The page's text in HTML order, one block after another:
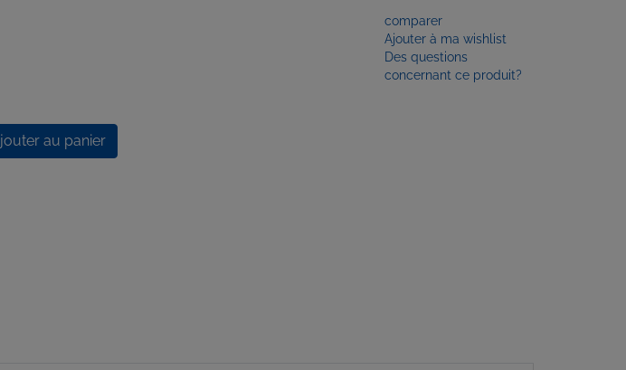
au panier
comparer
Ajouter à ma wishlist
Des questions
concernant ce produit?